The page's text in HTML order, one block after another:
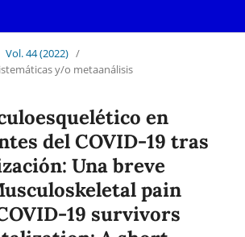
Vol. 44 (2022) /
y/o metaanálisis
en
del COVID-19 tras
Una breve
pain
19 survivors